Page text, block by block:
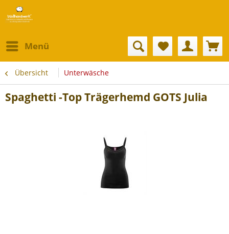
Menü
Übersicht Unterwäsche
Spaghetti -Top Trägerhemd GOTS Julia